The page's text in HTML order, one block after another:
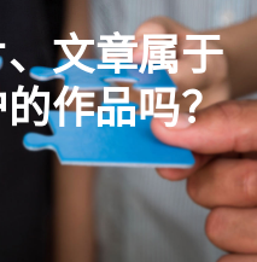
文章属于
作品吗？